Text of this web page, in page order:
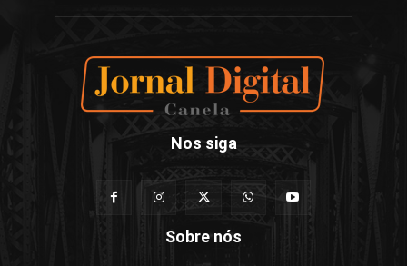
Nos siga
Sobre nós